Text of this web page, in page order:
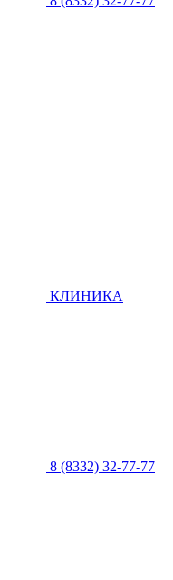
КЛИНИКА
8 (8332) 32-77-77